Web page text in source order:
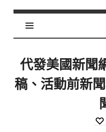
|
覽
影
片、
代發美國新聞
稿、活動前新